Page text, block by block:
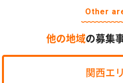
Other
他の地域の募集
関西エ